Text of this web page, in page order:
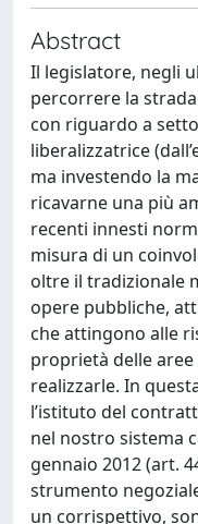
Abstract
Il legislatore, negli
percorrere la
con riguardo a
liberalizzatrice
ma investendo la
ricavarne una più
recenti innesti
misura di un
oltre il tradizionale
opere pubbliche,
che attingono alle
proprietà delle
realizzarle. In
l’istituto del
nel nostro sistema
gennaio 2012 (art.
strumento
un corrispettivo,